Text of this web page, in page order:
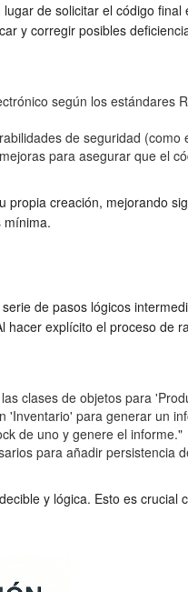
de solicitar el código
y corregir posibles
según los estándares
de seguridad
para asegurar que el
creación, mejorando
mínima.
de pasos lógicos
explícito el proceso de
clases de objetos para
para generar un
de uno y genere el informe."
para añadir persistencia
y lógica. Esto es